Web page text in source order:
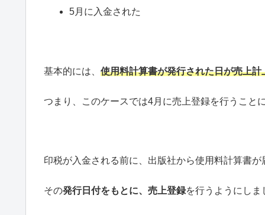
5月に入金された
基本的には、 使用料計算書が発行された日が売上計
つまり、このケースでは4月に売上登録を行うこと
印税が入金される前に、出版社から使用料計算書が
その発行日付をもとに、売上登録を行うようにしま